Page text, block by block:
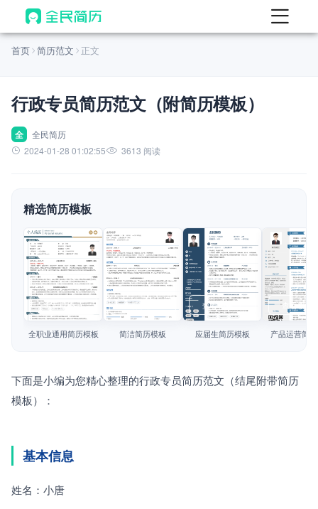
首页
AI 生成简历
AI 优化简历
AI 翻译简历
AI 模拟面试
面试自我介绍
AI 职场工具 New
简历模板
简历教程
首页 简历范文 正文
行政专员简历范文（附简历模板）
全
全民简历
2024-01-28 01:02:55
3613 阅读
精选简历模板
查看模板
全职业通用简历模板
查看模板
简洁简历模板
查看模板
应届生简历模板
查看模板
产品运营简
下面是小编为您精心整理的行政专员简历范文（结尾附带简历
模板）：
基本信息
姓名：小唐